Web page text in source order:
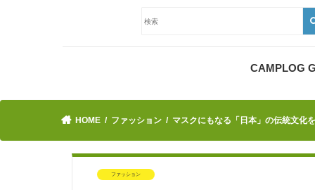
CAMPLOG
HOME ファッション マスクにもなる「日本」の伝統文化
ファッション